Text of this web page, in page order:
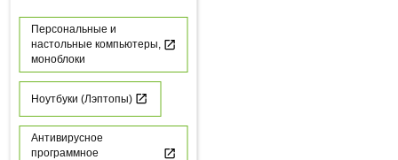
Персональные и
настольные компьютеры,
моноблоки
Ноутбуки (Лэптопы)
Антивирусное
программное